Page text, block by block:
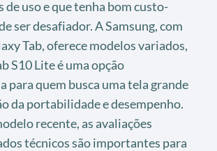
de uso e que tenha bom custo-
ser desafiador. A Samsung, com
Tab, oferece modelos variados,
S10 Lite é uma opção
para quem busca uma tela grande
da portabilidade e desempenho.
recente, as avaliações
técnicos são importantes para